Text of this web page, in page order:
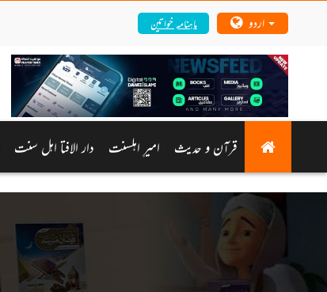
ماہنامہ خواتین
قرآن و حدیث امیرِ اہلسنت دار الافتا اہل سنت